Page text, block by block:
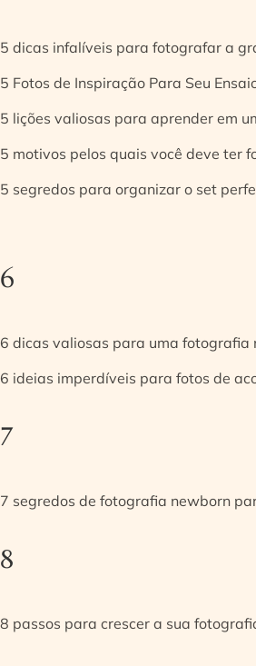
5 dicas infalíveis para fotografar a
5 Fotos de Inspiração Para Seu
5 lições valiosas para aprender em
5 motivos pelos quais você deve ter
5 segredos para organizar o set
6
6 dicas valiosas para uma fotografia
6 ideias imperdíveis para fotos de
7
7 segredos de fotografia newborn
8
8 passos para crescer a sua